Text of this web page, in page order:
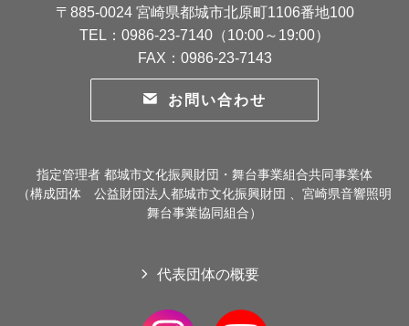
〒885-0024 宮崎県都城市北原町1106番地100
TEL：0986-23-7140（10:00～19:00）
FAX：0986-23-7143
お問い合わせ
指定管理者 都城市文化振興財団・舞台事業組合共同事業体
（構成団体 公益財団法人都城市文化振興財団 、宮崎県音響照明
舞台事業協同組合）
代表団体の概要